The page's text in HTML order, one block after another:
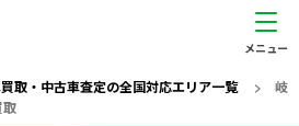
取・中古車査定の全国対応エリア一覧> 岐
取